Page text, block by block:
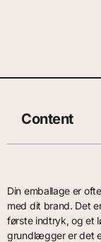
Content
Din emballage er
med dit brand. Det
første indtryk, og et
grundlægger er det